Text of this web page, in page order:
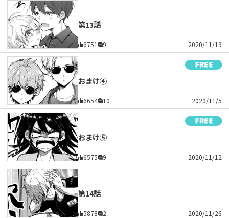
第13話
6751 9 2020/11/19
おまけ④
6654 10 2020/11/5
おまけ⑤
6575 9 2020/11/12
第14話
5878 2 2020/11/26